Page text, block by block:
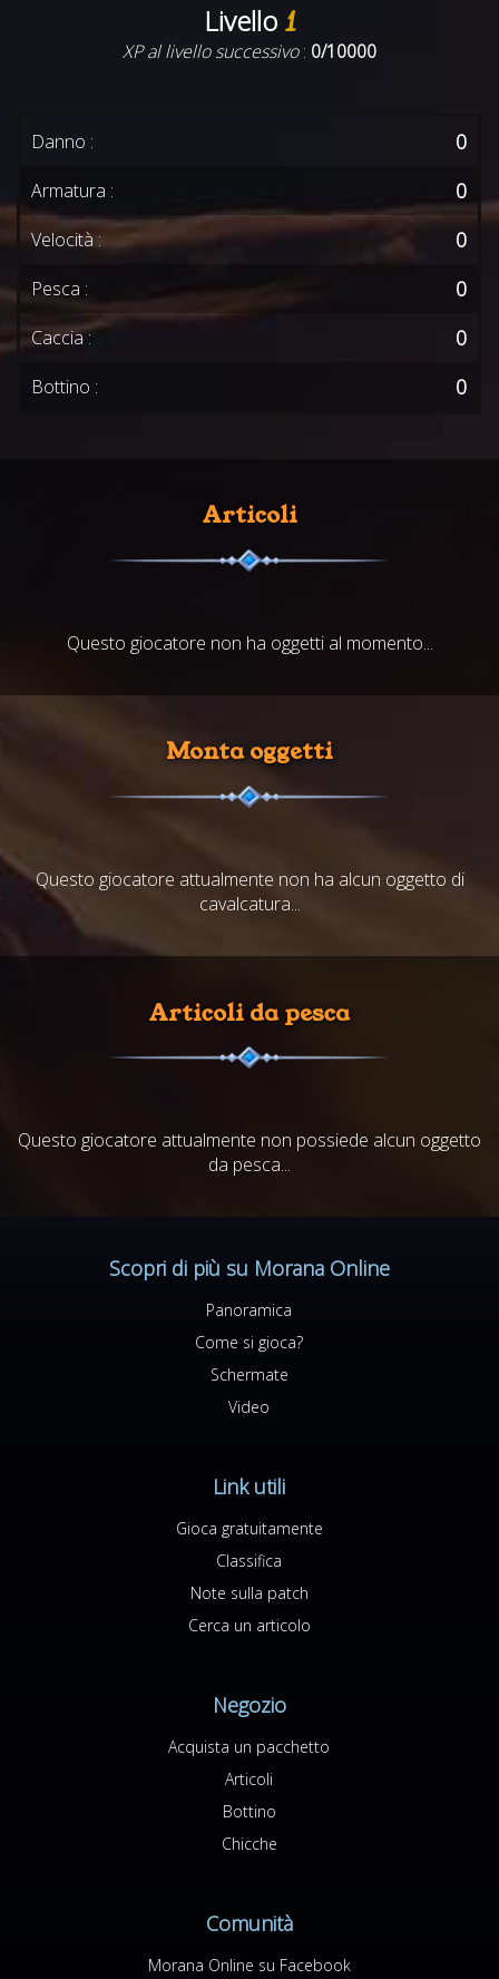
Livello 1
XP al livello successivo: 0/10000
Danno : 0
Armatura : 0
Velocità : 0
Pesca : 0
Caccia : 0
Bottino : 0
Articoli
Questo giocatore non ha oggetti al momento...
Monta oggetti
Questo giocatore attualmente non ha alcun oggetto di
cavalcatura...
Articoli da pesca
Questo giocatore attualmente non possiede alcun oggetto
da pesca...
Scopri di più su Morana Online
Panoramica
Come si gioca?
Schermate
Video
Link utili
Gioca gratuitamente
Classifica
Note sulla patch
Cerca un articolo
Negozio
Acquista un pacchetto
Articoli
Bottino
Chicche
Comunità
Morana Online su Facebook